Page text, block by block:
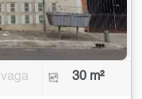
30 m²